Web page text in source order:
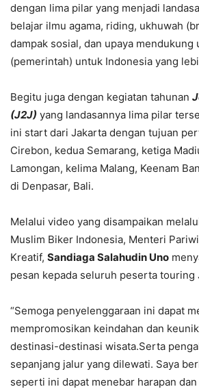
dengan lima pilar yang menjadi
belajar ilmu agama, riding, ukhuwah
dampak sosial, dan upaya mendukung
(pemerintah) untuk Indonesia yang
Begitu juga dengan kegiatan tahunan
(J2J) yang landasannya lima pilar
ini start dari Jakarta dengan tujuan
Cirebon, kedua Semarang, ketiga
Lamongan, kelima Malang, Keenam
di Denpasar, Bali.
Melalui video yang disampaikan
Muslim Biker Indonesia, Menteri
Kreatif, Sandiaga Salahudin Uno
pesan kepada seluruh peserta touring
“Semoga penyelenggaraan ini dapat
mempromosikan keindahan dan
destinasi-destinasi wisata.Serta
sepanjang jalur yang dilewati. Saya
seperti ini dapat menebar harapan